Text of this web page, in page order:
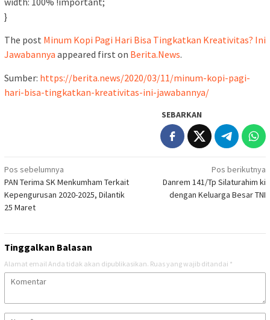
}
The post Minum Kopi Pagi Hari Bisa Tingkatkan Kreativitas? Ini
Jawabannya appeared first on Berita.News.
Sumber: https://berita.news/2020/03/11/minum-kopi-pagi-
hari-bisa-tingkatkan-kreativitas-ini-jawabannya/
SEBARKAN
Navigasi
pos
Pos sebelumnya
PAN Terima SK Menkumham Terkait
Kepengurusan 2020-2025, Dilantik
25 Maret
Pos berikutnya
Danrem 141/Tp Silaturahim ki
dengan Keluarga Besar TNI
Tinggalkan Balasan
Alamat email Anda tidak akan dipublikasikan. Ruas yang wajib ditandai *